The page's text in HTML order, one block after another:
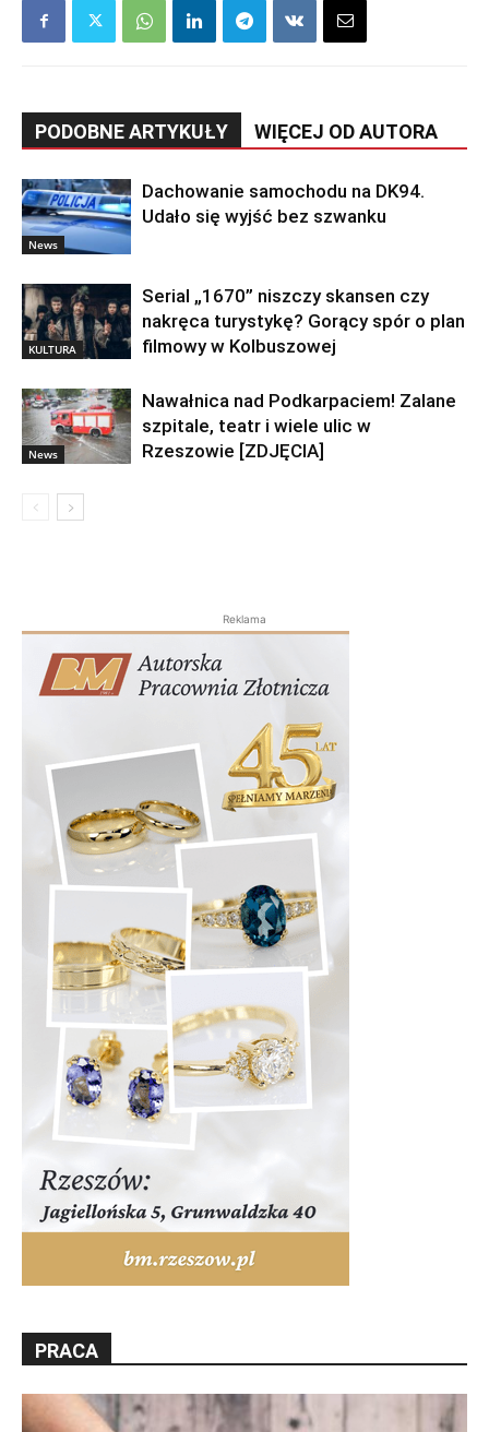
PODOBNE ARTYKUŁY WIĘCEJ OD AUTORA
News
Dachowanie samochodu na DK94.
Udało się wyjść bez szwanku
KULTURA
Serial „1670” niszczy skansen czy
nakręca turystykę? Gorący spór o plan
filmowy w Kolbuszowej
News
Nawałnica nad Podkarpaciem! Zalane
szpitale, teatr i wiele ulic w
Rzeszowie [ZDJĘCIA]
Reklama
PRACA